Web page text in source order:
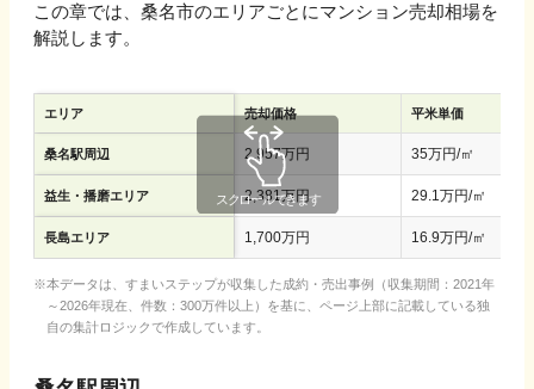
この章では、 桑名市のエリアごとにマンション売却相場を
解説します。
エリア 売却価格 平米単価
桑名駅周辺 2,957万円 35万円/㎡
益生・播磨エリア 2,381万円 29.1万円/㎡
長島エリア 1,700万円 16.9万円/㎡
本データは、すまいステップが収集した成約・売出事例（収集期間：2021年
～2026年現在、件数：300万件以上）を基に、ページ上部に記載している独
自の集計ロジックで作成しています。